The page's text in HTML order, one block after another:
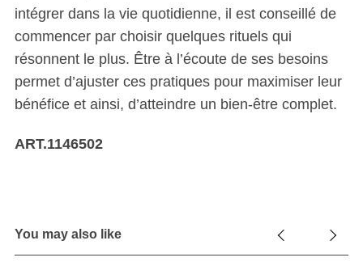
intégrer dans la vie quotidienne, il est conseillé de
commencer par choisir quelques rituels qui
résonnent le plus. Être à l’écoute de ses besoins
permet d’ajuster ces pratiques pour maximiser leur
bénéfice et ainsi, d’atteindre un bien-être complet.
ART.1146502
You may also like